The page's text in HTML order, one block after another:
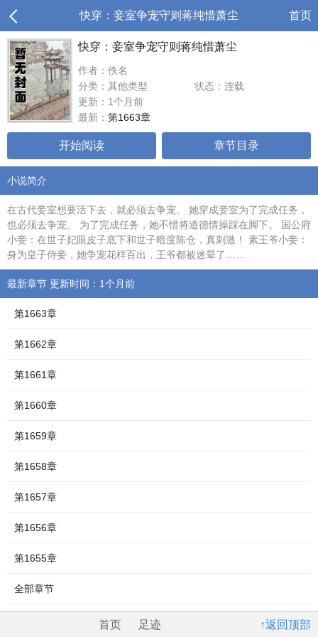
快穿：妾室争宠守则蒋纯惜萧尘 首页
快穿：妾室争宠守则蒋纯惜萧尘
作者：佚名
分类：其他类型
状态：连载
更新：1个月前
最新： 第1663章
开始阅读 章节目录
小说简介
在古代妾室想要活下去，就必须去争宠。 她穿成妾室为了完成任务，
也必须去争宠。 为了完成任务，她不惜将道德情操踩在脚下。 国公府
小妾：在世子妃眼皮子底下和世子暗度陈仓，真刺激！ 素王爷小妾：
身为皇子侍妾，她争宠花样百出，王爷都被迷晕了……
最新章节 更新时间：1个月前
第1663章
第1662章
第1661章
第1660章
第1659章
第1658章
第1657章
第1656章
第1655章
全部章节
↑返回顶部
首页 足迹